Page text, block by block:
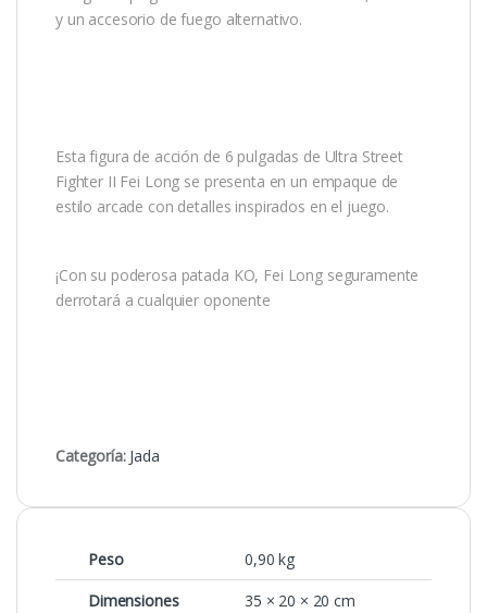
y un accesorio de fuego alternativo.
Esta figura de acción de 6 pulgadas de Ultra Street
Fighter II Fei Long se presenta en un empaque de
estilo arcade con detalles inspirados en el juego.
¡Con su poderosa patada KO, Fei Long seguramente
derrotará a cualquier oponente
Categoría: Jada
Peso
0,90 kg
Dimensiones
35 × 20 × 20 cm